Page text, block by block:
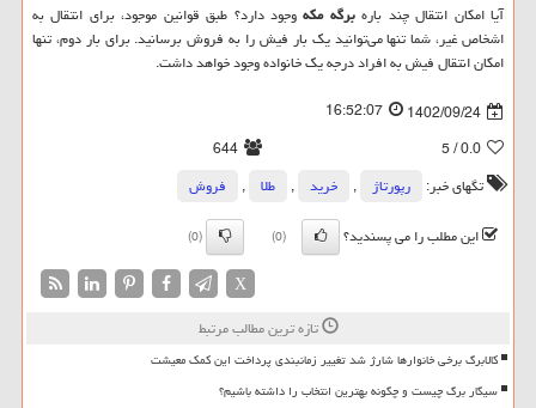
آیا امکان انتقال چند بارهبرگه مکهوجود دارد؟ طبق قوانین موجود، برای انتقال به
اشخاص غیر، شما تنها می‌توانید یک ‌بار فیش را به فروش برسانید. برای بار دوم، تنها
امکان انتقال فیش به افراد درجه یک خانواده وجود خواهد داشت.
1402/09/24
16:52:07
0.0
/ 5
644
تگهای خبر:
رپورتاژ , خرید , طلا ,
فروش
این مطلب را می پسندید؟
(0)
(0)
X
تازه ترین مطالب مرتبط
کالابرگ برخی خانوارها شارژ شد تغییر زمانبندی پرداخت این کمک معیشت
سیگار برگ چیست و چگونه بهترین انتخاب را داشته باشیم؟